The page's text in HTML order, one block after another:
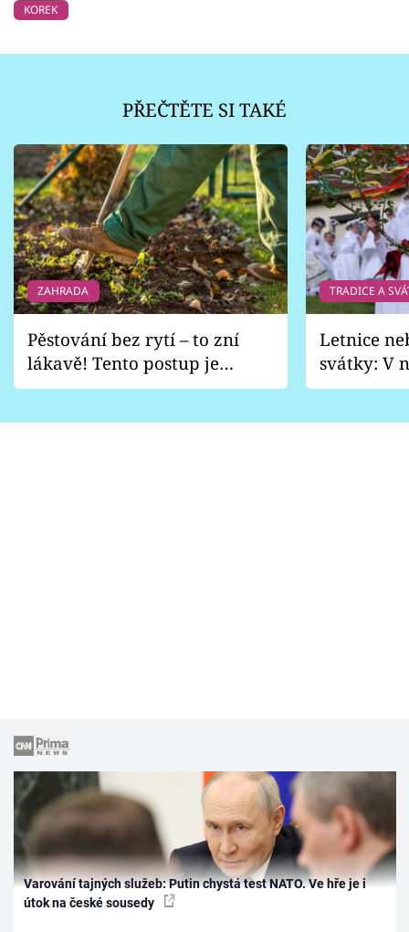
KOREK
PŘEČTĚTE SI TAKÉ
ZAHRADA
Pěstování bez rytí – to zní
lákavě! Tento postup je
vhodný jen pro některé
TRADICE A
Letnice
svátky: V
pondělí
Varování tajných služeb: Putin chystá test NATO. Ve hře je i
útok na české sousedy